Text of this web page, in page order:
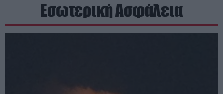
Εσωτερική Ασφάλεια